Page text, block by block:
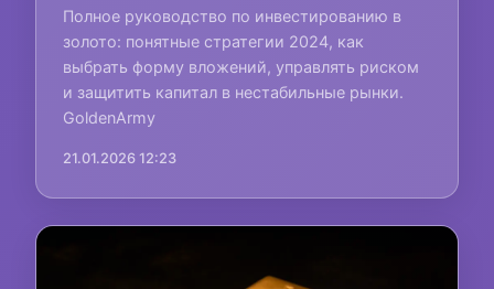
Полное руководство по инвестированию в
золото: понятные стратегии 2024, как
выбрать форму вложений, управлять риском
и защитить капитал в нестабильные рынки.
GoldenArmy
21.01.2026 12:23